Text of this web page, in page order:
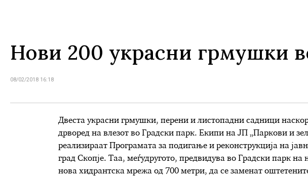
Нови 200 украсни грмушки
08/02/2018 16:18
Двеста украсни грмушки, перени и листопадни садници
дрворед на влезот во Градски парк. Екипи на ЈП „Паркови и
реализираат Програмата за подигање и реконструкција на
град Скопје. Таа, меѓудругото, предвидува во Градски парк
нова хидрантска мрежа од 700 метри, да се заменат